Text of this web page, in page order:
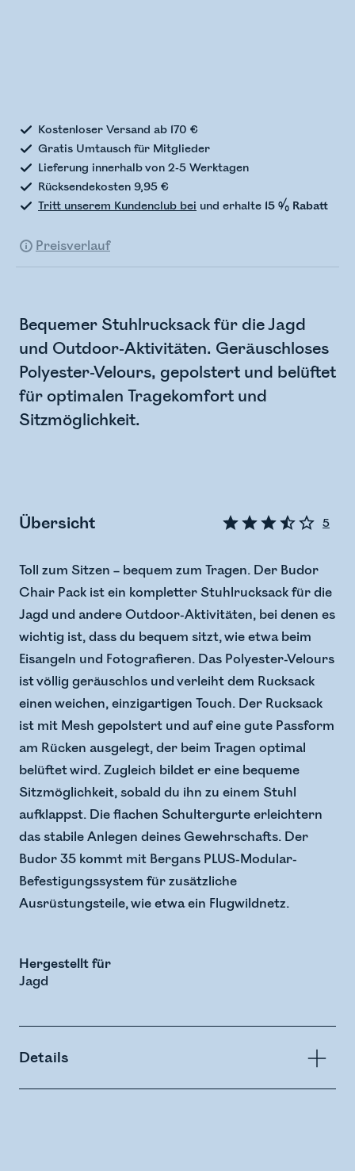
Kostenloser Versand ab 170 €
Gratis Umtausch für Mitglieder
Lieferung innerhalb von 2-5 Werktagen
Rücksendekosten 9,95 €
Tritt unserem Kundenclub bei und erhalte 15 % Rabatt
Preisverlauf
Bequemer Stuhlrucksack für die Jagd
und Outdoor-Aktivitäten. Geräuschloses
Polyester-Velours, gepolstert und belüftet
für optimalen Tragekomfort und
Sitzmöglichkeit.
Übersicht 5
Toll zum Sitzen – bequem zum Tragen. Der Budor
Chair Pack ist ein kompletter Stuhlrucksack für die
Jagd und andere Outdoor-Aktivitäten, bei denen es
wichtig ist, dass du bequem sitzt, wie etwa beim
Eisangeln und Fotografieren. Das Polyester-Velours
ist völlig geräuschlos und verleiht dem Rucksack
einen weichen, einzigartigen Touch. Der Rucksack
ist mit Mesh gepolstert und auf eine gute Passform
am Rücken ausgelegt, der beim Tragen optimal
belüftet wird. Zugleich bildet er eine bequeme
Sitzmöglichkeit, sobald du ihn zu einem Stuhl
aufklappst. Die flachen Schultergurte erleichtern
das stabile Anlegen deines Gewehrschafts. Der
Budor 35 kommt mit Bergans PLUS-Modular-
Befestigungssystem für zusätzliche
Ausrüstungsteile, wie etwa ein Flugwildnetz.
Hergestellt für
Jagd
Details